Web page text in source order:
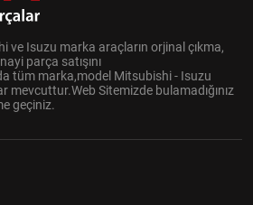
ve Isuzu marka araçların orjinal çıkma,
parça satışını
tüm marka,model Mitsubishi - Isuzu
mevcuttur.Web Sitemizde bulamadığınız
geçiniz.